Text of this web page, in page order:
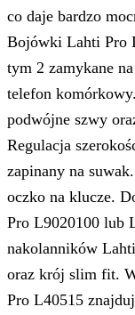
co daje bardzo
Bojówki Lahti Pro
tym 2 zamykane
telefon
podwójne szwy
Regulacja
zapinany na
oczko na klucze.
Pro L9020100 lub
nakolanników
oraz krój slim fit.
Pro L40515